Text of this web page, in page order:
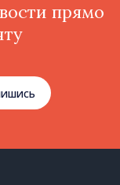
прямо